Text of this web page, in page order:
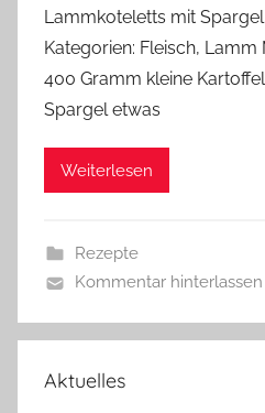
Lammkoteletts mit
Kategorien: Fleisch, Lamm
400 Gramm kleine
Spargel etwas
Weiterlesen
Rezepte
Kommentar hinterlassen
Aktuelles